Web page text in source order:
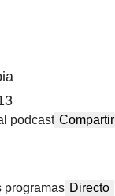
podcast Compartir
programas Directo